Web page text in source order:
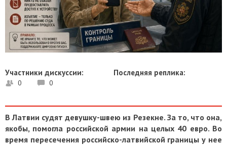
Участники дискуссии:
0 0
Последняя реплика:
В Латвии судят девушку-швею из Резекне. За то, что она,
якобы, помогла российской армии на целых 40 евро. Во
время пересечения российско-латвийской границы у нее